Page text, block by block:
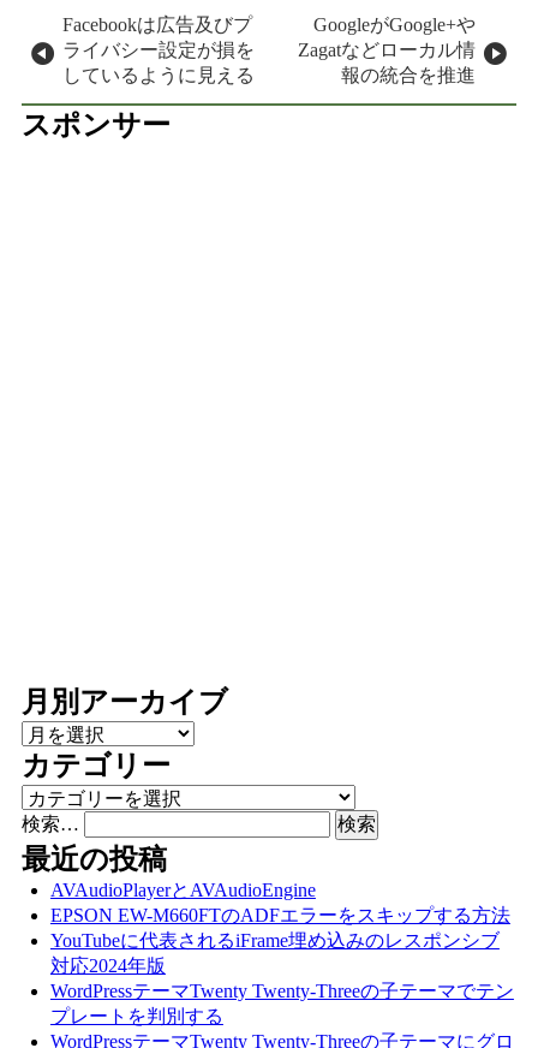
投稿ナビゲーション
Facebookは広告及びプ
ライバシー設定が損を
しているように見える
GoogleがGoogle+や
Zagatなどローカル情
報の統合を推進
スポンサー
月別アーカイブ
月別アーカイブ
カテゴリー
カテゴリー
検索…
最近の投稿
AVAudioPlayerとAVAudioEngine
EPSON EW-M660FTのADFエラーをスキップする方法
YouTubeに代表されるiFrame埋め込みのレスポンシブ
対応2024年版
WordPressテーマTwenty Twenty-Threeの子テーマでテン
プレートを判別する
WordPressテーマTwenty Twenty-Threeの子テーマにグロ